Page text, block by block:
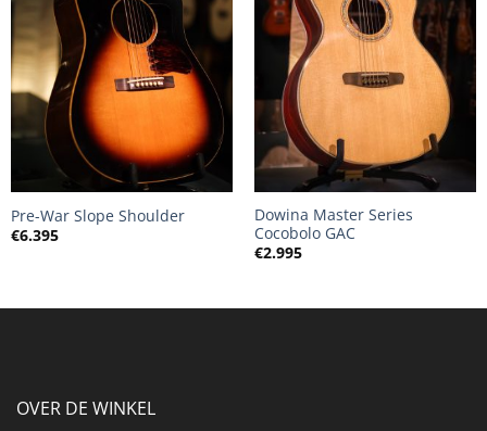
Pre-War Slope Shoulder
€6.395
Dowina Master Series
Cocobolo GAC
€2.995
OVER DE WINKEL